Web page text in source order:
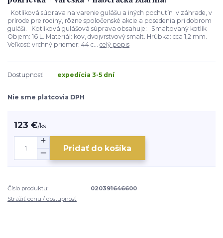
Kotlíková súprava na varenie gulášu a iných pochutín v záhrade, v
prírode pre rodiny, rôzne spoločenské akcie a posedenia pri dobrom
guláši. Kotlíková gulášová súprava obsahuje: Smaltovaný kotlík
Objem: 16 L. Materiál: kov, dvojvrstvový smalt. Hrúbka: cca 1,2 mm.
Veľkosť: vrchný priemer: 44 c... celý popis
Dostupnosť expedícia 3-5 dní
Nie sme platcovia DPH
123 €/ks
Pridať do košíka
Číslo produktu:
020391646600
Strážiť cenu / dostupnosť